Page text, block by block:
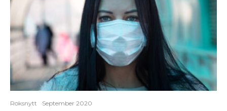
Roksnytt September 2020